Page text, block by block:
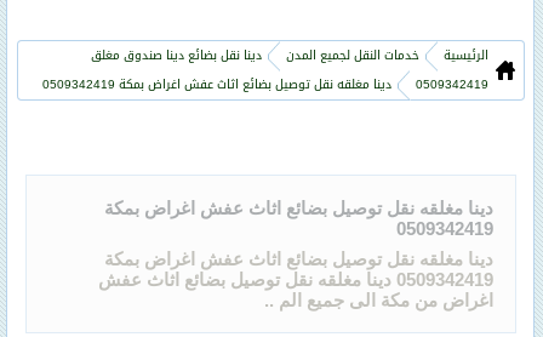
الرئيسية خدمات النقل لجميع المدن
دينا نقل بضائع دينا صندوق مغلق
0509342419
دينا مغلقه نقل توصيل بضائع اثاث عفش اغراض بمكة 0509342419
دينا مغلقه نقل توصيل بضائع اثاث عفش اغراض بمكة
0509342419
دينا مغلقه نقل توصيل بضائع اثاث عفش اغراض بمكة
0509342419 دينا مغلقه نقل توصيل بضائع اثاث عفش
اغراض من مكة الى جميع الم ..